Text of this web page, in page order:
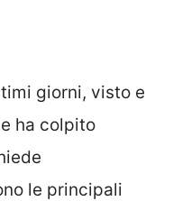
giorni, visto e
ha colpito
le principali